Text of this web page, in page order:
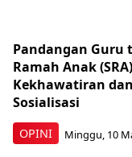
OPINI
Pandangan Guru
Ramah Anak
Kekhawatiran
Sosialisasi
Minggu, 10